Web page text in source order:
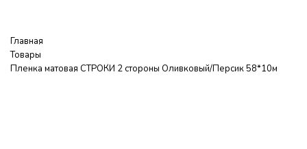
Главная
Товары
Пленка матовая СТРОКИ 2 стороны Оливковый/Персик 58*10м